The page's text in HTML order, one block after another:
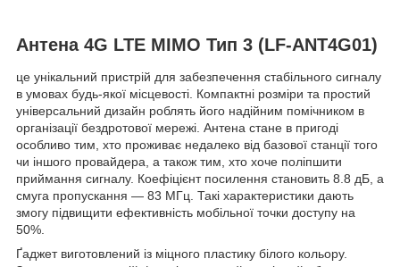
Антена 4G LTE MIMO Тип 3 (LF-ANT4G01)
це унікальний пристрій для забезпечення стабільного сигналу
в умовах будь-якої місцевості. Компактні розміри та простий
універсальний дизайн роблять його надійним помічником в
організації бездротової мережі. Антена стане в пригоді
особливо тим, хто проживає недалеко від базової станції того
чи іншого провайдера, а також тим, хто хоче поліпшити
приймання сигналу. Коефіцієнт посилення становить 8.8 дБ, а
смуга пропускання — 83 МГц. Такі характеристики дають
змогу підвищити ефективність мобільної точки доступу на
50%.
Ґаджет виготовлений із міцного пластику білого кольору.